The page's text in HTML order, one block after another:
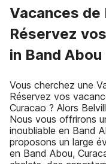
Vacances de
Réservez
in Band Abou
Vous cherchez une
Réservez vos
Curacao ? Alors
Nous vous offrirons
inoubliable en Band
proposons un large
en Band Abou,